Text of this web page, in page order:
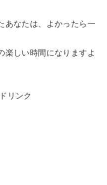
あなたは、よかったら一
楽しい時間になりますよ
リンク